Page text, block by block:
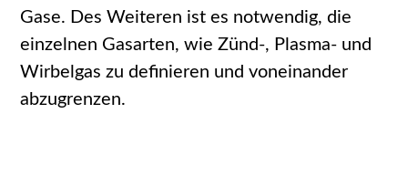
Gase. Des Weiteren ist es notwendig, die
einzelnen Gasarten, wie Zünd-, Plasma- und
Wirbelgas zu definieren und voneinander
abzugrenzen.